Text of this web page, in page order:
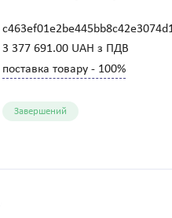
3 377 691.00 UAH з ПДВ
поставка товару - 100%
Завершений